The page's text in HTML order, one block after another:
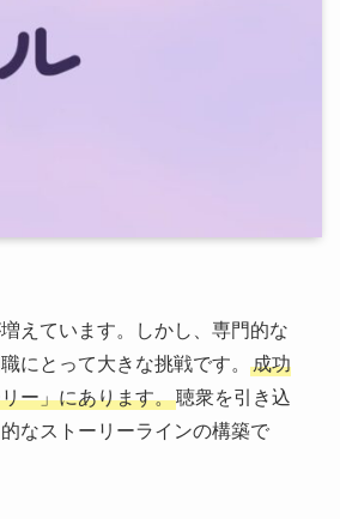
えています。しかし、専門的な
にとって大きな挑戦です。
成功
ー」にあります。聴衆を引き込
なストーリーラインの構築で